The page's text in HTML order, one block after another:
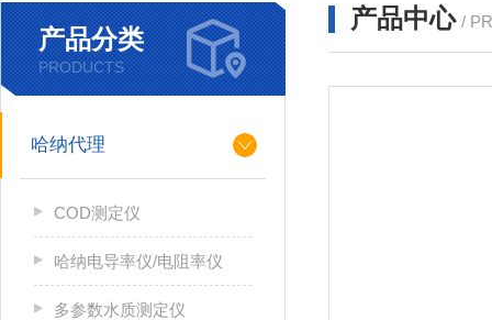
产品分类
PRODUCTS
哈纳代理
COD测定仪
哈纳电导率仪/电阻率仪
多参数水质测定仪
产品中心 /